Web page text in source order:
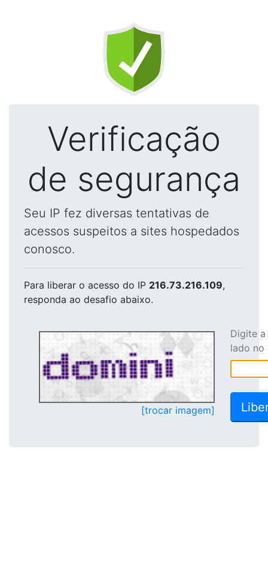
Verificação
de segurança
Seu IP fez diversas tentativas de
acessos suspeitos a sites hospedados
conosco.
Para liberar o acesso do IP 216.73.216.109,
responda ao desafio abaixo.
[trocar imagem]
Digite
lado no